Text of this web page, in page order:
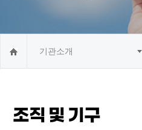
기관소개
조직 및 기구